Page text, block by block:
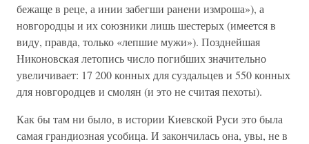
бежаще в реце, а инии забегши ранени измроша»), а
новгородцы и их союзники лишь шестерых (имеется в
виду, правда, только «лепшие мужи»). Позднейшая
Никоновская летопись число погибших значительно
увеличивает: 17 200 конных для суздальцев и 550 конных
для новгородцев и смолян (и это не считая пехоты).
Как бы там ни было, в истории Киевской Руси это была
самая грандиозная усобица. И закончилась она, увы, не в